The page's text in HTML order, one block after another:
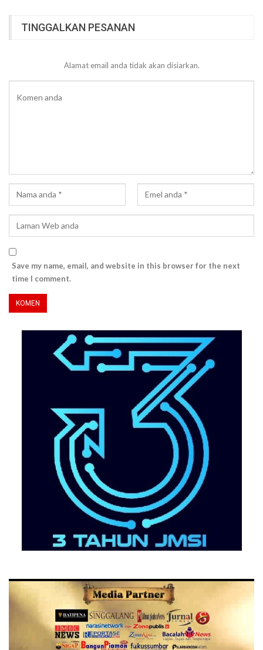
TINGGALKAN PESANAN
Alamat email anda tidak akan disiarkan.
Save my name, email, and website in this browser for the next
time I comment.